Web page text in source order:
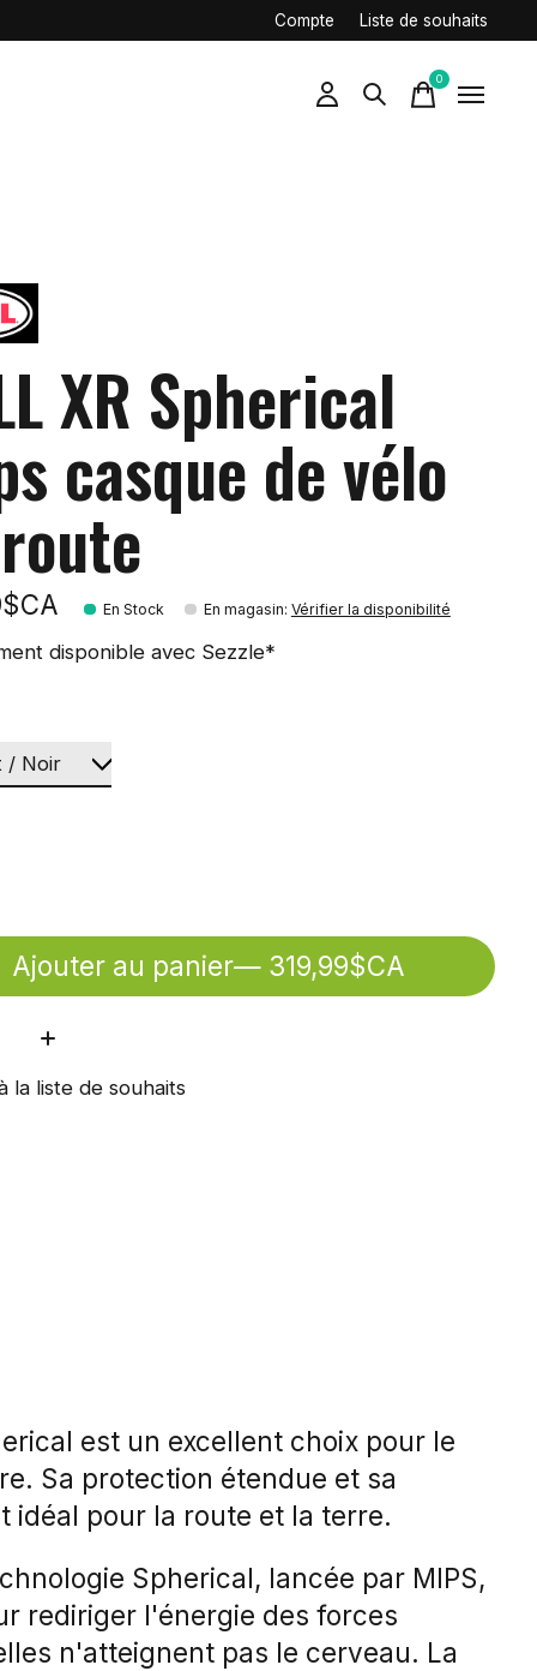
Compte Liste de souhaits
0items
XR Spherical
casque de vélo
En Stock En magasin: Vérifier la disponibilité
disponible avec Sezzle*
Ajouter au panier
— 319,99$CA
la liste de souhaits
est un excellent choix pour le
Sa protection étendue et sa
idéal pour la route et la terre.
Spherical, lancée par MIPS,
rediriger l'énergie des forces
n'atteignent pas le cerveau. La